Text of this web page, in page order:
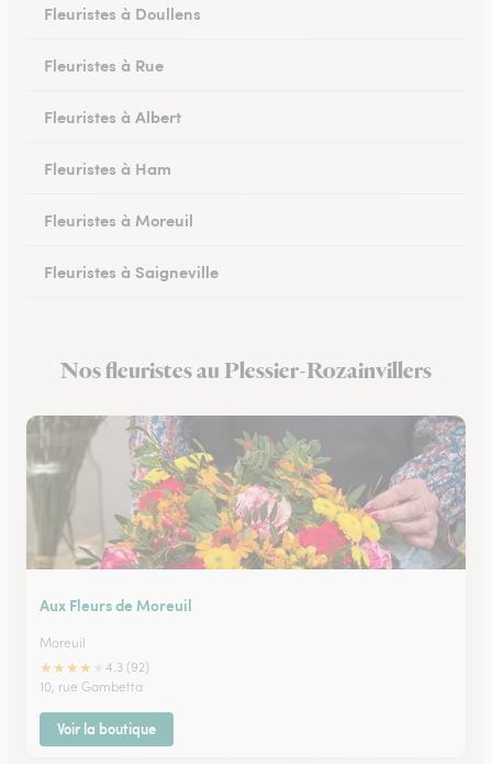
Fleuristes à Doullens
Fleuristes à Rue
Fleuristes à Albert
Fleuristes à Ham
Fleuristes à Moreuil
Fleuristes à Saigneville
Fleuristes à Corbie
Nos fleuristes au Plessier-Rozainvillers
Aux Fleurs de Moreuil
Moreuil
★★★★
4.3 (92)
10, rue Gambetta
Voir la boutique